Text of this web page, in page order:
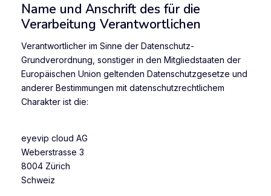
Name und Anschrift des für die
Verarbeitung Verantwortlichen
Verantwortlicher im Sinne der Datenschutz-
Grundverordnung, sonstiger in den Mitgliedstaaten der
Europäischen Union geltenden Datenschutzgesetze und
anderer Bestimmungen mit datenschutzrechtlichem
Charakter ist die:
eyevip cloud AG
Weberstrasse 3
8004 Zürich
Schweiz